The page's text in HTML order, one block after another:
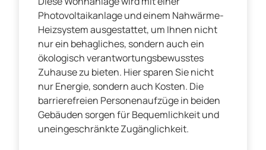
Photovoltaikanlage und einem Nahwärme-
Heizsystem ausgestattet, um Ihnen nicht
nur ein behagliches, sondern auch ein
ökologisch verantwortungsbewusstes
Zuhause zu bieten. Hier sparen Sie nicht
nur Energie, sondern auch Kosten. Die
barrierefreien Personenaufzüge in beiden
Gebäuden sorgen für Bequemlichkeit und
uneingeschränkte Zugänglichkeit.